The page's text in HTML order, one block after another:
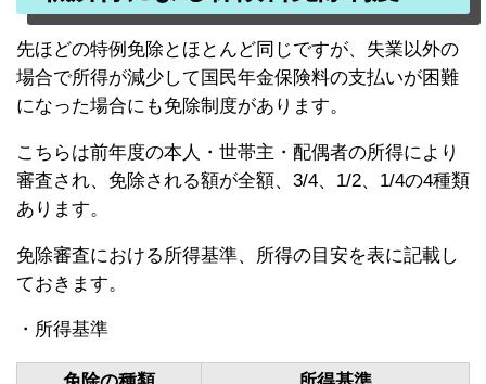
先ほどの特例免除とほとんど同じですが、失業以外の
場合で所得が減少して国民年金保険料の支払いが困難
になった場合にも免除制度があります。
こちらは前年度の本人・世帯主・配偶者の所得により
審査され、免除される額が全額、3/4、1/2、1/4の4種類
あります。
免除審査における所得基準、所得の目安を表に記載し
ておきます。
・所得基準